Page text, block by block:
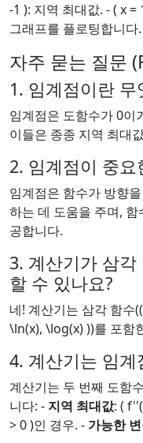
-1 ): 지역 최대값. - ( x
그래프를 플로팅합니다.
자주 묻는 질문
1. 임계점이란 무
임계점은 도함수가 0이
이들은 종종 지역 최대
2. 임계점이 중
임계점은 함수가 방향
하는 데 도움을 주며,
공합니다.
3. 계산기가 삼
할 수 있나요?
네! 계산기는 삼각 함수
\ln(x), \log(x) ))를 포함
4. 계산기는 임계
계산기는 두 번째 도함
니다: - 지역 최대값: (
> 0 )인 경우. - 가능한